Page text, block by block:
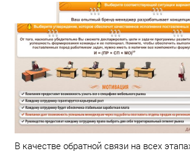
В качестве обратной связи на всех